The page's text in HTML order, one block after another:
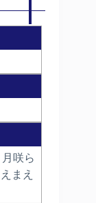
咲ら
まえ